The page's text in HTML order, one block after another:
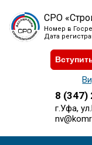
СРО
Номер в
Дата
8 (347)
г.Уфа,